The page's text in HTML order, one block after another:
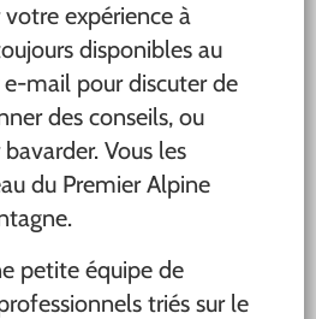
expérience à
disponibles au
mail pour discuter de
des conseils, ou
Vous les
du Premier Alpine
petite équipe de
triés sur le